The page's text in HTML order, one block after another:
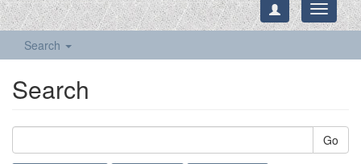
Toggle
Search
Search
Go